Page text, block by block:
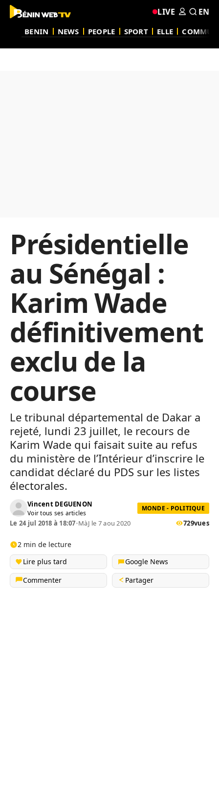
BENIN NEWS PEOPLE SPORT ELLE
LIVE EN
Présidentielle
au Sénégal :
Karim Wade
définitivement
exclu de la
course
Le tribunal départemental de Dakar a
rejeté, lundi 23 juillet, le recours de
Karim Wade qui faisait suite au refus
du ministère de l’Intérieur d’inscrire le
candidat déclaré du PDS sur les listes
électorales.
Vincent DEGUENON
Voir tous ses articles
MONDE - POLITIQUE
Le 24 jul 2018 à 18:07•MàJ le 7 aou 2020 729vues
2 min de lecture
Lire plus tard
Google News
Commenter
Partager